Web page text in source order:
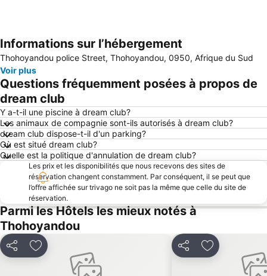
Agrandir la carte
Informations sur l’hébergement
Thohoyandou police Street, Thohoyandou, 0950, Afrique du Sud
Voir plus
Questions fréquemment posées à propos de
dream club
Y a-t-il une piscine à dream club?
Les animaux de compagnie sont-ils autorisés à dream club?
dream club dispose-t-il d'un parking?
Où est situé dream club?
Quelle est la politique d'annulation de dream club?
Les prix et les disponibilités que nous recevons des sites de
réservation changent constamment. Par conséquent, il se peut que
l’offre affichée sur trivago ne soit pas la même que celle du site de
réservation.
Parmi les Hôtels les mieux notés à
Thohoyandou
PartagerAjouter à mes favoris PartagerAjouter à